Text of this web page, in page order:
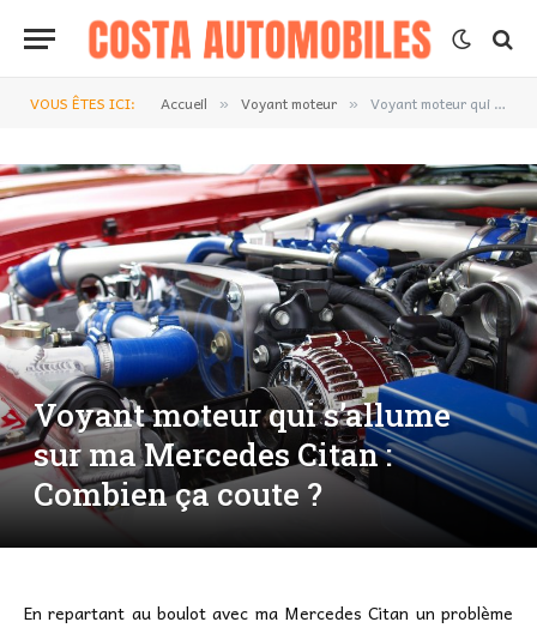
VOUS ÊTES ICI: Accueil » Voyant moteur » Voyant moteur qui s’allume sur ma Mercedes Citan : Combien ça coute ?
Voyant moteur qui s’allume
sur ma Mercedes Citan :
Combien ça coute ?
En repartant au boulot avec ma Mercedes Citan un problème